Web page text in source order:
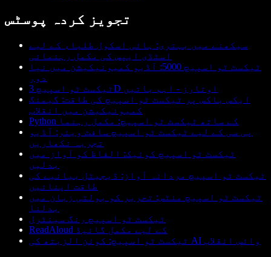
تجویز کردہ پوسٹس
سیکھنے میں بہتری: ہائی اسکول طلباء کے لیے
اسٹڈی ایپس کی مکمل رہنمائی
ٹیکسٹ ٹو اسپیچ 5000: آڈیو کمیونیکیشن میں نیا
دور
ٹیکسٹ ٹو اسپیچ 3D اوتارز - اہم باتیں
ایکس باکس پر ٹیکسٹ ٹو اسپیچ کی طاقت: گیمنگ
کمیونیکیشن میں انقلاب
Python کے ساتھ ٹیکسٹ ٹو اسپیچ: مکمل رہنما
پی سی کے لیے ٹیکسٹ ٹو اسپیچ سافٹ ویئر: آڈیو
تجربہ نکھاریں
ٹیکسٹ ٹو اسپیچ کوئیک: الفاظ کو آواز میں
بدلیں
ٹیکسٹ ٹو اسپیچ مردانہ آواز: ڈیجیٹل بیانیے کی
طاقت اپنائیں
ٹیکسٹ ٹو اسپیچ منٹس: تحریر کو بولتی زبان میں
بدلنا
ٹیکسٹ ٹو اسپیچ رنگ سینٹرل
ReadAloud کے لیے مکمل گائیڈ
ٹیکسٹ ٹو اسپیچ: کوئن الزبتھ کی AI وائس انقلاب